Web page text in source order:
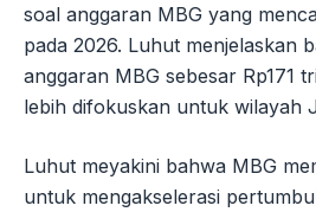
soal anggaran MBG yang
pada 2026. Luhut menjelaskan
anggaran MBG sebesar Rp171
lebih difokuskan untuk wilayah
Luhut meyakini bahwa MBG
untuk mengakselerasi